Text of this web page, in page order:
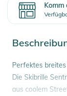
Komm
Perfektes
Die Skibrille
aus coolem